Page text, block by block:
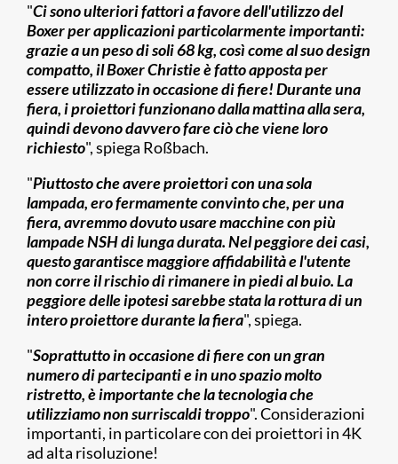
"Ci sono ulteriori fattori a favore dell'utilizzo del
Boxer per applicazioni particolarmente importanti:
grazie a un peso di soli 68 kg, così come al suo design
compatto, il Boxer Christie è fatto apposta per
essere utilizzato in occasione di fiere! Durante una
fiera, i proiettori funzionano dalla mattina alla sera,
quindi devono davvero fare ciò che viene loro
richiesto", spiega Roßbach.
"Piuttosto che avere proiettori con una sola
lampada, ero fermamente convinto che, per una
fiera, avremmo dovuto usare macchine con più
lampade NSH di lunga durata. Nel peggiore dei casi,
questo garantisce maggiore affidabilità e l'utente
non corre il rischio di rimanere in piedi al buio. La
peggiore delle ipotesi sarebbe stata la rottura di un
intero proiettore durante la fiera", spiega.
"Soprattutto in occasione di fiere con un gran
numero di partecipanti e in uno spazio molto
ristretto, è importante che la tecnologia che
utilizziamo non surriscaldi troppo". Considerazioni
importanti, in particolare con dei proiettori in 4K
ad alta risoluzione!